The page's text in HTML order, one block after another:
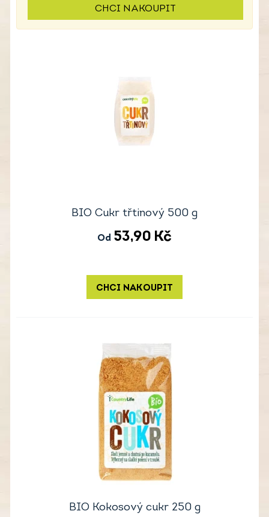
CHCI NAKOUPIT
BIO Cukr třtinový 500 g
Od 53,90 Kč
CHCI NAKOUPIT
BIO Kokosový cukr 250 g